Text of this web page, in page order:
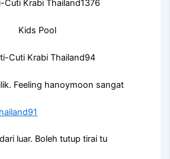
Kids Pool
Feeling hanoymoon sangat
luar. Boleh tutup tirai tu